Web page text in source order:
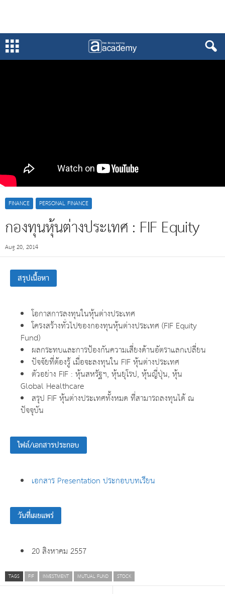
FINANCE PERSONAL FINANCE
กองทุนหุ้นต่างประเทศ : FIF Equity
Aug 20, 2014
สรุปเนื้อหา
โอกาสการลงทุนในหุ้นต่างประเทศ
โครงสร้างทั่วไปของกองทุนหุ้นต่างประเทศ (FIF Equity
Fund)
ผลกระทบและการป้องกันความเสี่ยงด้านอัตราแลกเปลี่ยน
ปัจจัยที่ต้องรู้ เมื่อจะลงทุนใน FIF หุ้นต่างประเทศ
ตัวอย่าง FIF : หุ้นสหรัฐฯ, หุ้นยุโรป, หุ้นญี่ปุ่น, หุ้น
Global Healthcare
สรุป FIF หุ้นต่างประเทศทั้งหมด ที่สามารถลงทุนได้ ณ
ปัจจุบัน
ไฟล์/เอกสารประกอบ
เอกสาร Presentation ประกอบบทเรียน
วันที่เผยแพร่
20 สิงหาคม 2557
TAGS FIF INVESTMENT MUTUAL FUND STOCK